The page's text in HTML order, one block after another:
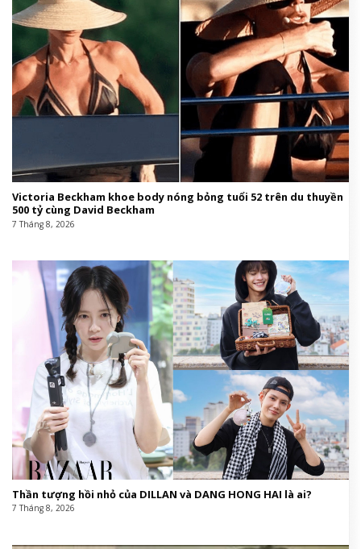
Victoria Beckham khoe body nóng bỏng tuổi 52 trên du thuyền
500 tỷ cùng David Beckham
7 Tháng 8, 2026
Thần tượng hồi nhỏ của DILLAN và DANG HONG HAI là ai?
7 Tháng 8, 2026